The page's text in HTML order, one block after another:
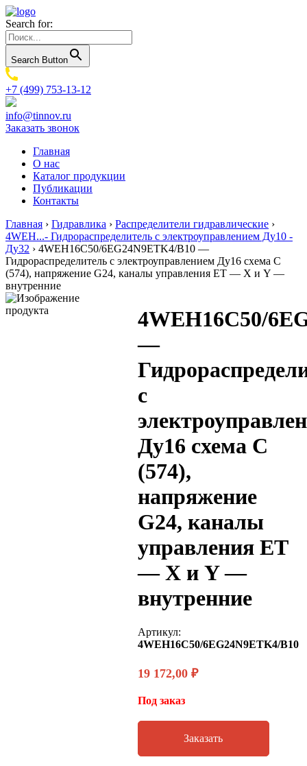
Search for:
Search Button
+7 (499) 753-13-12
info@tinnov.ru
Заказать звонок
Главная
О нас
Каталог продукции
Публикации
Контакты
Главная › Гидравлика › Распределители гидравлические ›
4WEH...- Гидрораспределитель с электроуправлением Ду10 -
Ду32 › 4WEH16C50/6EG24N9ETK4/B10 —
Гидрораспределитель с электроуправлением Ду16 схема C
(574), напряжение G24, каналы управления ET — X и Y —
внутренние
4WEH16C50/
—
с
Ду16 схема C
(574),
напряжение
G24, каналы
управления ET
— X и Y —
внутренние
Артикул:
4WEH16C50/6EG24N9ETK4/B10
19 172,00 ₽
Под заказ
Заказать